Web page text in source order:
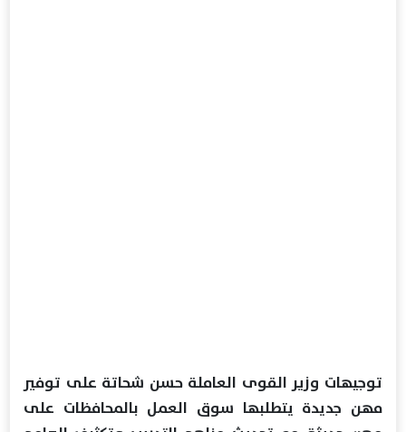
توجيهات وزير القوى العاملة حسن شحاتة على توفير
مهن جديدة يتطلبها سوق العمل بالمحافظات على